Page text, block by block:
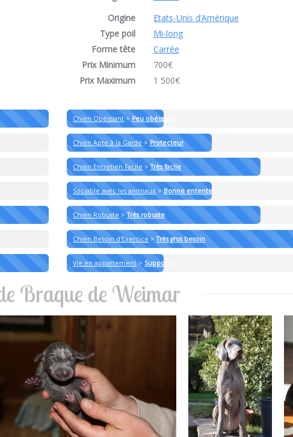
Origine
Type poil
Forme tête
Prix Minimum
Prix Maximum
Etats-Unis d’Amérique
Mi-long
Carrée
700€
1 500€
Chien Obéissant> Peu obéissant
Chien Apte à la Garde >Protecteur
Chien Entretien Facile >Très facile
Sociable avec les animaux >Bonne entente
Chien Robuste >Très robuste
Chien Besoin d'Exercice>Très gros besoin
Vie en appartement> Supporte
Braque de Weimar